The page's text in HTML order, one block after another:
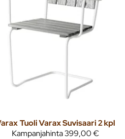
Tuoli Varax Suvisaari 2 kpl
Kampanjahinta399,00 €